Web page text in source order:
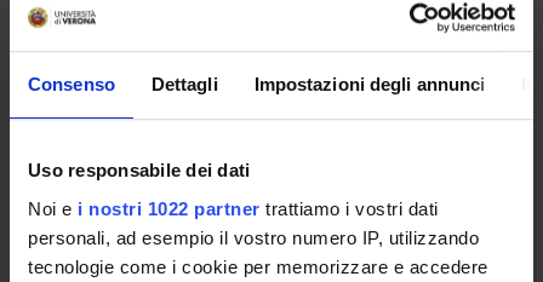
Consenso Dettagli Impostazioni degli annunci
Uso responsabile dei dati
Noi e i nostri 1022 partner trattiamo i vostri dati
personali, ad esempio il vostro numero IP, utilizzando
tecnologie come i cookie per memorizzare e accedere
6
Periodo
TIROCINIO 1° E 2° SEMESTRE (INSEGNAMENTI
Docenti
Francesca Zotti
Orario Lezioni